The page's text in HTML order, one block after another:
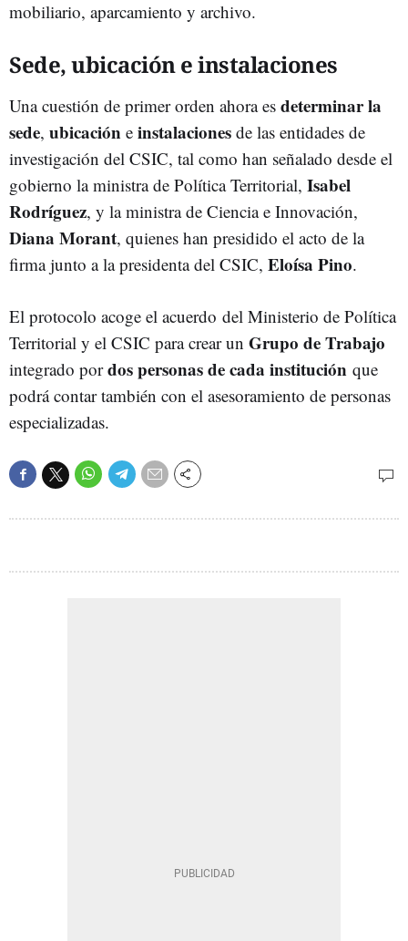
mobiliario, aparcamiento y archivo.
Sede, ubicación e instalaciones
Una cuestión de primer orden ahora es determinar la
sede, ubicación e instalaciones de las entidades de
investigación del CSIC, tal como han señalado desde el
gobierno la ministra de Política Territorial, Isabel
Rodríguez, y la ministra de Ciencia e Innovación,
Diana Morant, quienes han presidido el acto de la
firma junto a la presidenta del CSIC, Eloísa Pino.
El protocolo acoge el acuerdo del Ministerio de Política
Territorial y el CSIC para crear un Grupo de Trabajo
integrado pordos personas de cada institución que
podrá contar también con el asesoramiento de personas
especializadas.